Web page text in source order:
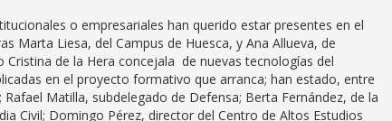
o empresariales han querido estar presentes en el
Marta Liesa, del Campus de Huesca, y Ana Allueva, de
de la Hera concejala de nuevas tecnologías del
en el proyecto formativo que arranca; han estado, entre
Matilla, subdelegado de Defensa; Berta Fernández, de la
Civil; Domingo Pérez, director del Centro de Altos Estudios